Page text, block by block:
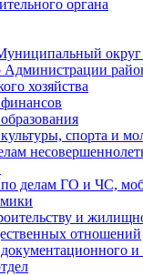
органа
округ
Администрации
хозяйства
спорта и
делам ГО и ЧС,
и
отношений
и